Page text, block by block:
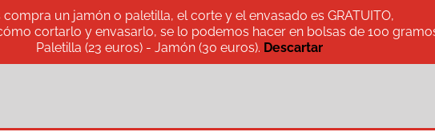
compra un jamón o paletilla, el corte y el envasado es GRATUITO,
cortarlo y envasarlo, se lo podemos hacer en bolsas de 100
Paletilla (23 euros) - Jamón (30 euros). Descartar